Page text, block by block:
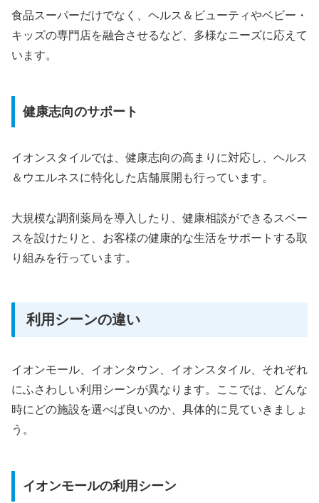
食品スーパーだけでなく、ヘルス＆ビューティやベビー・
キッズの専門店を融合させるなど、多様なニーズに応えて
います。
健康志向のサポート
イオンスタイルでは、健康志向の高まりに対応し、ヘルス
＆ウエルネスに特化した店舗展開も行っています。
大規模な調剤薬局を導入したり、健康相談ができるスペー
スを設けたりと、お客様の健康的な生活をサポートする取
り組みを行っています。
利用シーンの違い
イオンモール、イオンタウン、イオンスタイル、それぞれ
にふさわしい利用シーンが異なります。ここでは、どんな
時にどの施設を選べば良いのか、具体的に見ていきましょ
う。
イオンモールの利用シーン